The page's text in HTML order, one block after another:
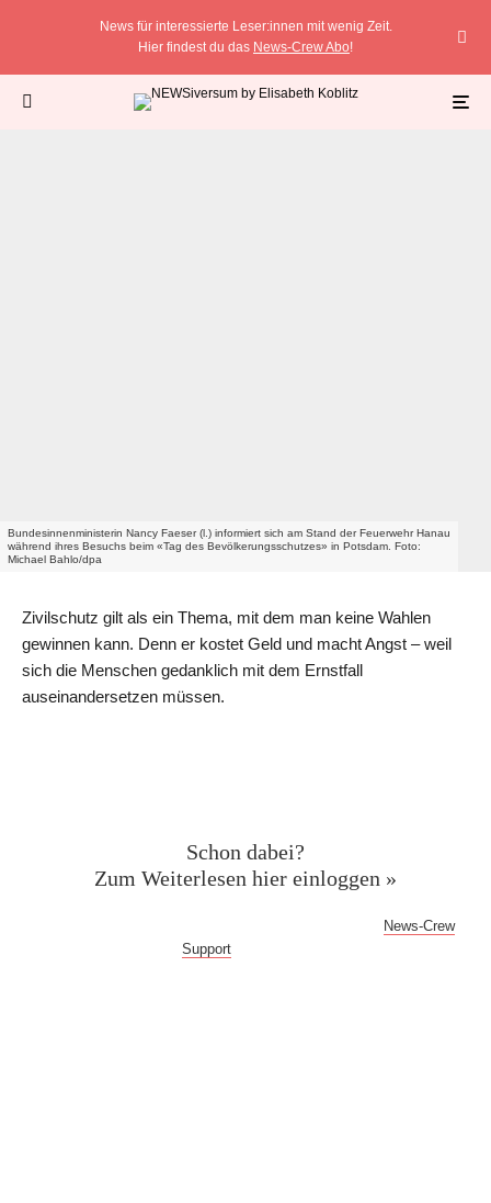
News für interessierte Leser:innen mit wenig Zeit.
Hier findest du das News-Crew Abo!
Bundesinnenministerin Nancy Faeser (l.) informiert sich am Stand der Feuerwehr Hanau
während ihres Besuchs beim «Tag des Bevölkerungsschutzes» in Potsdam. Foto:
Michael Bahlo/dpa
Zivilschutz gilt als ein Thema, mit dem man keine Wahlen
gewinnen kann. Denn er kostet Geld und macht Angst – weil
sich die Menschen gedanklich mit dem Ernstfall
auseinandersetzen müssen.
Schon dabei?
Zum Weiterlesen hier einloggen »
News-Crew
Support